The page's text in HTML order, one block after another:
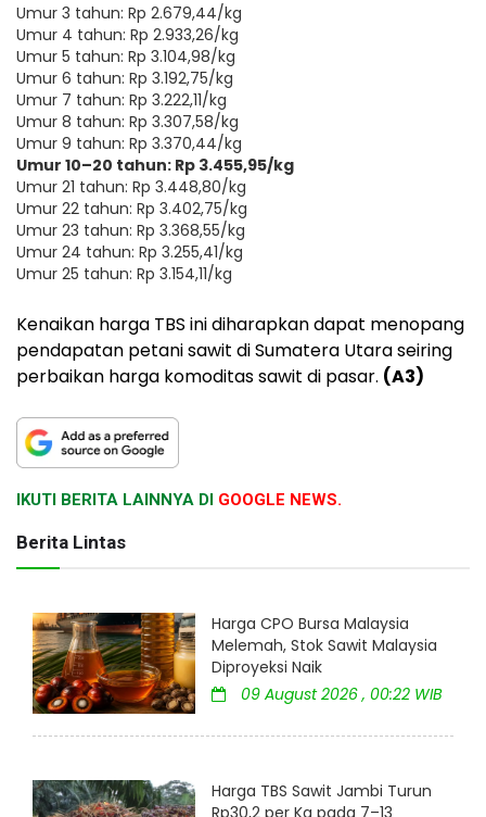
Umur 3 tahun: Rp 2.679,44/kg
Umur 4 tahun: Rp 2.933,26/kg
Umur 5 tahun: Rp 3.104,98/kg
Umur 6 tahun: Rp 3.192,75/kg
Umur 7 tahun: Rp 3.222,11/kg
Umur 8 tahun: Rp 3.307,58/kg
Umur 9 tahun: Rp 3.370,44/kg
Umur 10–20 tahun: Rp 3.455,95/kg
Umur 21 tahun: Rp 3.448,80/kg
Umur 22 tahun: Rp 3.402,75/kg
Umur 23 tahun: Rp 3.368,55/kg
Umur 24 tahun: Rp 3.255,41/kg
Umur 25 tahun: Rp 3.154,11/kg
Kenaikan harga TBS ini diharapkan dapat menopang
pendapatan petani sawit di Sumatera Utara seiring
perbaikan harga komoditas sawit di pasar. (A3)
IKUTI BERITA LAINNYA DI GOOGLE NEWS.
Berita Lintas
Harga CPO Bursa Malaysia
Melemah, Stok Sawit Malaysia
Diproyeksi Naik
09 August 2026 , 00:22 WIB
Harga TBS Sawit Jambi Turun
Rp30,2 per Kg pada 7–13